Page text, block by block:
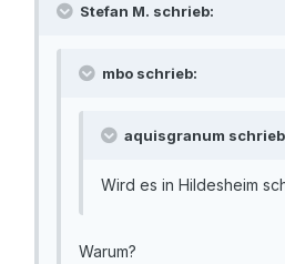
Stefan M. schrieb:
mbo schrieb:
aquisgranum
Wird es in Hildesheim
Warum?